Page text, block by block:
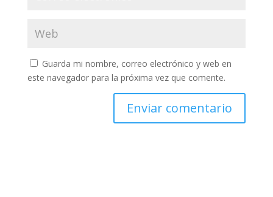
Guarda mi nombre, correo electrónico y web en
este navegador para la próxima vez que comente.